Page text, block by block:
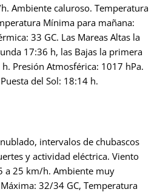
Ambiente caluroso. Temperatura
Mínima para mañana:
33 GC. Las Mareas Altas la
17:36 h, las Bajas la primera
Presión Atmosférica: 1017 hPa.
del Sol: 18:14 h.
intervalos de chubascos
y actividad eléctrica. Viento
a 25 km/h. Ambiente muy
32/34 GC, Temperatura